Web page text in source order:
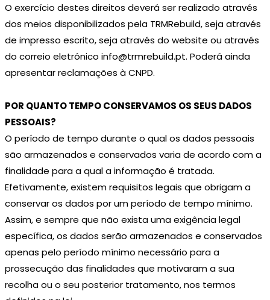
O exercício destes direitos deverá ser realizado através
dos meios disponibilizados pela TRMRebuild, seja através
de impresso escrito, seja através do website ou através
do correio eletrónico info@trmrebuild.pt. Poderá ainda
apresentar reclamações àCNPD.
POR QUANTO TEMPO CONSERVAMOS OS SEUS DADOS
PESSOAIS?
O período de tempo durante o qual os dados pessoais
são armazenados e conservados varia de acordo com a
finalidade para a qual a informação é tratada.
Efetivamente, existem requisitos legais que obrigam a
conservar os dados por um período de tempo mínimo.
Assim, e sempre que não exista uma exigência legal
específica, os dados serão armazenados e conservados
apenas pelo período mínimo necessário para a
prossecução das finalidades que motivaram a sua
recolha ou o seu posterior tratamento, nos termos